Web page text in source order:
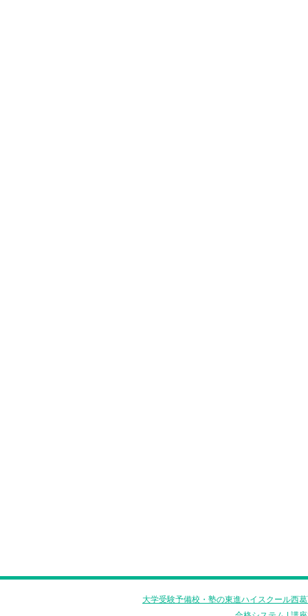
大学受験予備校・塾の東進ハイスクール西